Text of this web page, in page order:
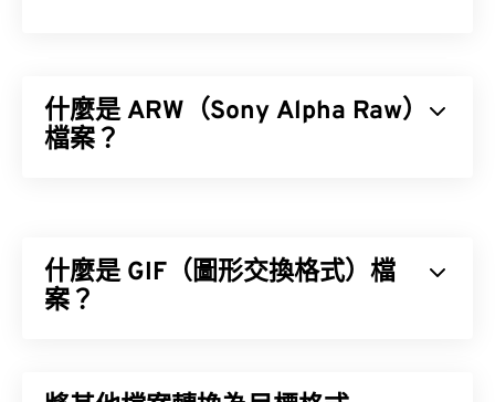
什麼是 ARW（Sony Alpha Raw）
檔案？
捕獲的所有影像資訊。由於檔案未壓縮，因此不會遺
失任何數據，這也是 ARW 和所有 RAW 檔案類型的
什麼是 GIF（圖形交換格式）檔
案？